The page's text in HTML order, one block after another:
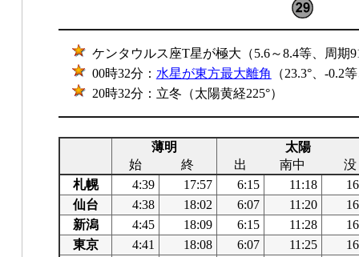
ケンタウルス座T星が極大（5.6～8.4等、周期
00時32分： 水星が東方最大離角
（23.3°、-0.2
20時32分：立冬（太陽黄経225°）
薄明
太陽
始
終 出 南中
没
札幌
4:39 17:57 6:15 11:18
仙台
4:38 18:02 6:07 11:20
新潟
4:45 18:09 6:15 11:28
東京
4:41 18:08 6:07 11:25